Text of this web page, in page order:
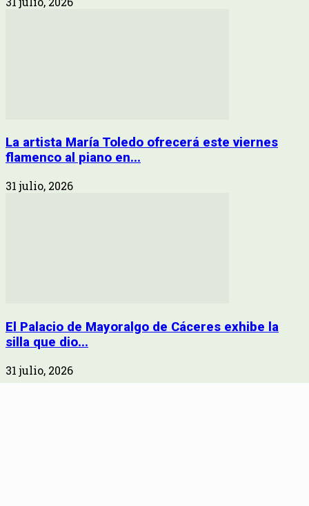
La artista María Toledo ofrecerá este viernes
flamenco al piano en...
31 julio, 2026
El Palacio de Mayoralgo de Cáceres exhibe la
silla que dio...
31 julio, 2026